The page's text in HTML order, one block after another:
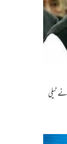
ٹیلی